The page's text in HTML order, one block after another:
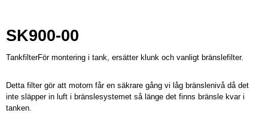
SK900-00
TankfilterFör montering i tank, ersätter klunk och vanligt bränslefilter.
Detta filter gör att motorn får en säkrare gång vi låg bränslenivå då det
inte släpper in luft i bränslesystemet så länge det finns bränsle kvar i
tanken.